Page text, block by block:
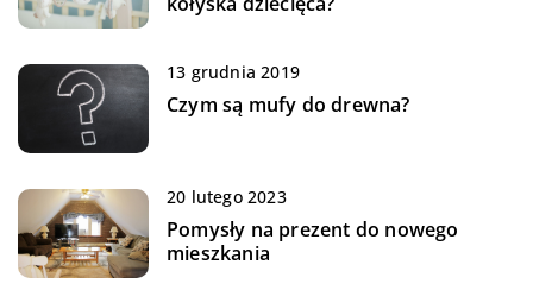
13 grudnia 2019
Czym są mufy do drewna?
20 lutego 2023
Pomysły na prezent do nowego
mieszkania